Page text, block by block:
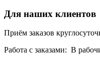
Для наших клиентов
Приём заказов
Работа с заказами: В